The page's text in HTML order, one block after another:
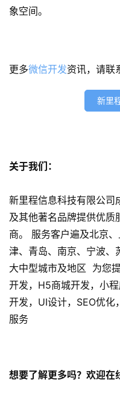
发
e
o
营
A
P
P
开
发
短
视
资
象空间。
更多微信开发资讯，请联
新里
关于我们：
新里程信息科技有限公
及其他著名品牌提供优质
商。 服务客户遍及北京
津、青岛、南京、宁波、
大中型城市及地区 为您
开发，H5商城开发，小
开发，UI设计，SEO优化
服务
想要了解更多吗？欢迎在